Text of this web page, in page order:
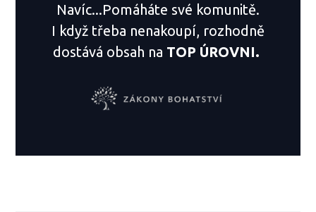
Navíc...Pomáháte své komunitě.
I když třeba nenakoupí, rozhodně
dostává obsah na TOP ÚROVNI.